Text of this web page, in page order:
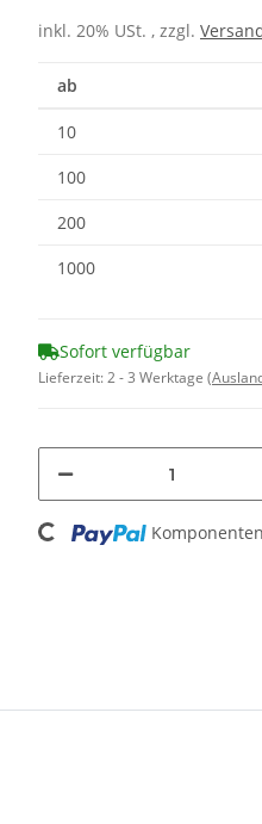
inkl. 20% USt. , zzgl.
ab
10
100
200
1000
Sofort verfügbar
Lieferzeit:2 - 3 Werktage
Loading...